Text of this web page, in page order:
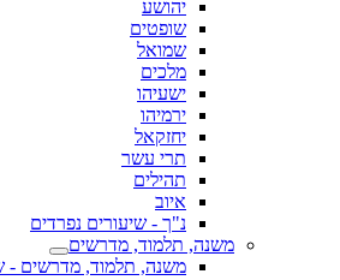
יהושע
שופטים
שמואל
מלכים
ישעיהו
ירמיהו
יחזקאל
תרי עשר
תהילים
איוב
נ"ך - שיעורים נפרדים
משנה, תלמוד, מדרשים
משנה, תלמוד, מדרשים -